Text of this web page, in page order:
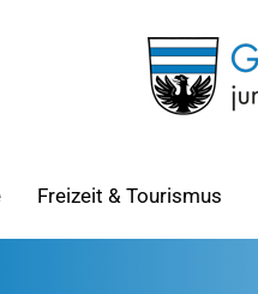
Freizeit & Tourismus